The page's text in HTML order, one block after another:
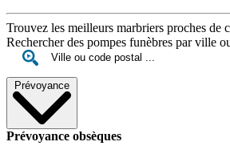
Trouvez les meilleurs marbriers proches de
Rechercher des pompes funèbres par ville
Prévoyance
Prévoyance obsèques